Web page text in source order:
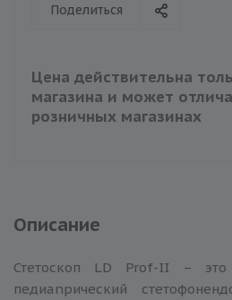
Поделиться
Цена действительна
магазина и может
розничных магазинах
Описание
Стетоскоп LD Prof-II – это
педиаnрический